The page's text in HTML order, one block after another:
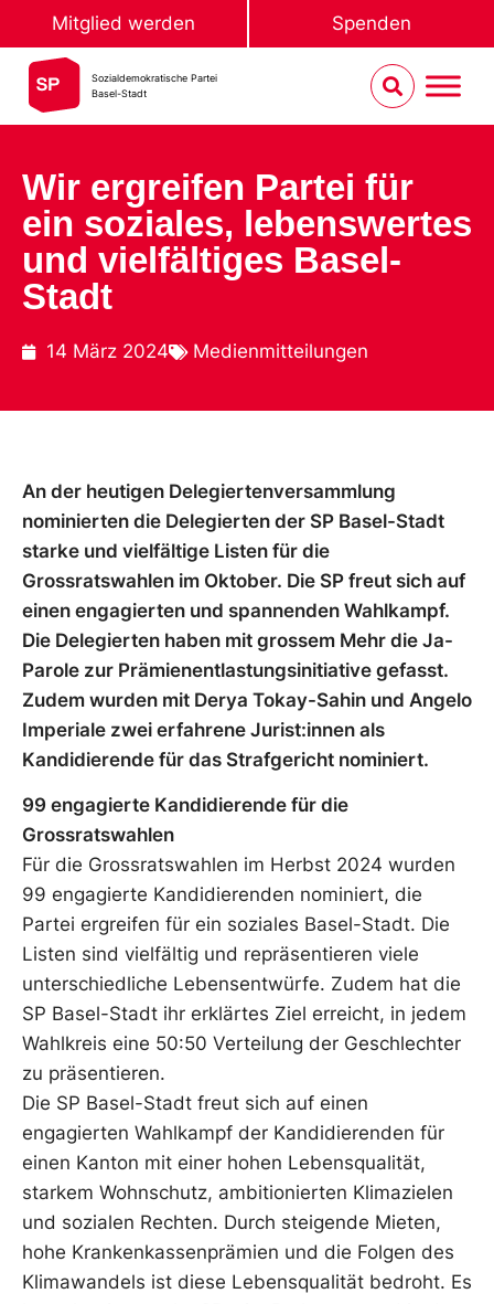
Mitglied werden Spenden
Sozialdemokratische Partei
Basel-Stadt
Wir ergreifen Partei für
ein soziales, lebenswertes
und vielfältiges Basel-
Stadt
14 März 2024 Medienmitteilungen
An der heutigen Delegiertenversammlung
nominierten die Delegierten der SP Basel-Stadt
starke und vielfältige Listen für die
Grossratswahlen im Oktober. Die SP freut sich auf
einen engagierten und spannenden Wahlkampf.
Die Delegierten haben mit grossem Mehr die Ja-
Parole zur Prämienentlastungsinitiative gefasst.
Zudem wurden mit Derya Tokay-Sahin und Angelo
Imperiale zwei erfahrene Jurist:innen als
Kandidierende für das Strafgericht nominiert.
99 engagierte Kandidierende für die
Grossratswahlen
Für die Grossratswahlen im Herbst 2024 wurden
99 engagierte Kandidierenden nominiert, die
Partei ergreifen für ein soziales Basel-Stadt. Die
Listen sind vielfältig und repräsentieren viele
unterschiedliche Lebensentwürfe. Zudem hat die
SP Basel-Stadt ihr erklärtes Ziel erreicht, in jedem
Wahlkreis eine 50:50 Verteilung der Geschlechter
zu präsentieren.
Die SP Basel-Stadt freut sich auf einen
engagierten Wahlkampf der Kandidierenden für
einen Kanton mit einer hohen Lebensqualität,
starkem Wohnschutz, ambitionierten Klimazielen
und sozialen Rechten. Durch steigende Mieten,
hohe Krankenkassenprämien und die Folgen des
Klimawandels ist diese Lebensqualität bedroht. Es